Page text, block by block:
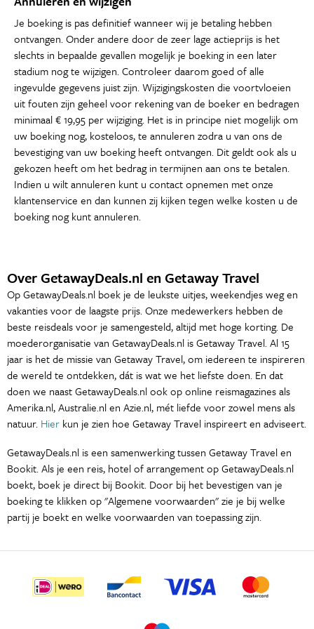
Je boeking is pas definitief wanneer wij je betaling hebben
ontvangen. Onder andere door de zeer lage actieprijs is het
slechts in bepaalde gevallen mogelijk je boeking in een later
stadium nog te wijzigen. Controleer daarom goed of alle
ingevulde gegevens juist zijn. Wijzigingskosten die voortvloeien
uit fouten zijn geheel voor rekening van de boeker en bedragen
minimaal € 19,95 per wijziging. Het is in principe niet mogelijk om
uw boeking nog, kosteloos, te annuleren zodra u van ons de
bevestiging van uw boeking heeft ontvangen. Dit geldt ook als u
gekozen heeft om het bedrag in termijnen aan ons te betalen.
Indien u wilt annuleren kunt u contact opnemen met onze
klantenservice en dan kunnen zij kijken tegen welke kosten u de
boeking nog kunt annuleren.
Over GetawayDeals.nl en Getaway Travel
Op GetawayDeals.nl boek je de leukste uitjes, weekendjes weg en
vakanties voor de laagste prijs. Onze medewerkers hebben de
beste reisdeals voor je samengesteld, altijd met hoge korting. De
moederorganisatie van GetawayDeals.nl is Getaway Travel. Al 15
jaar is het de missie van Getaway Travel, om iedereen te inspireren
de wereld te ontdekken, dát is wat we het liefste doen. En dat
doen we naast GetawayDeals.nl ook op online reismagazines als
Amerika.nl, Australie.nl en Azie.nl, mét liefde voor zowel mens als
natuur. Hier kun je zien hoe Getaway Travel inspireert en adviseert.
GetawayDeals.nl is een samenwerking tussen Getaway Travel en
Bookit. Als je een reis, hotel of arrangement op GetawayDeals.nl
boekt, boek je direct bij Bookit. Door bij het bevestigen van je
boeking te klikken op "Algemene voorwaarden" zie je bij welke
partij je boekt en welke voorwaarden van toepassing zijn.